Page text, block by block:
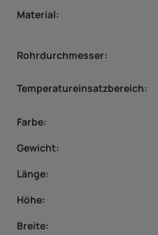
Material:
Rohrdurchmesser:
Temperatureinsatzbereich:
Farbe:
Gewicht:
Länge:
Höhe:
Breite: